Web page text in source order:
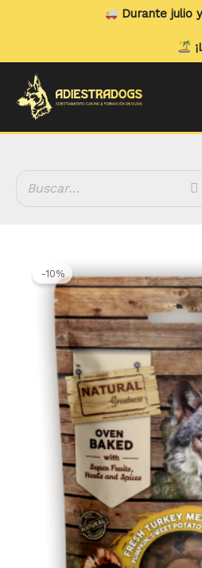
-10%
precio
original
era:
4.44 €.
precio
actual
es:
3.99 €.
Greatness
Cookies
Digestivas
cantidad
Durante julio y